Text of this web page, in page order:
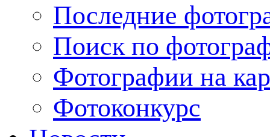
Последние
Поиск по
Фотографии на
Фотоконкурс